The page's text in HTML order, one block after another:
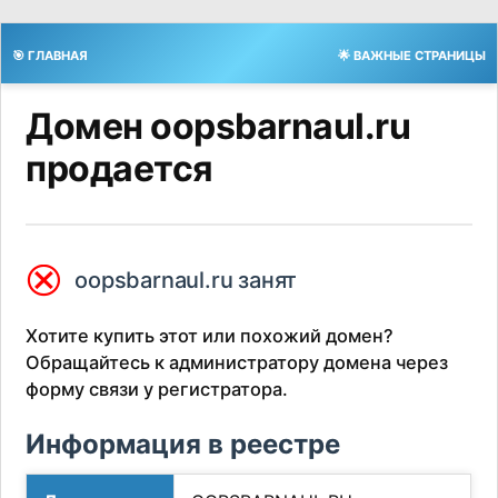
🎯 ГЛАВНАЯ 🌟 ВАЖНЫЕ СТРАНИЦЫ
Домен oopsbarnaul.ru
продается
⮿ oopsbarnaul.ru занят
Хотите купить этот или похожий домен?
Обращайтесь к администратору домена через
форму связи у регистратора.
Информация в реестре